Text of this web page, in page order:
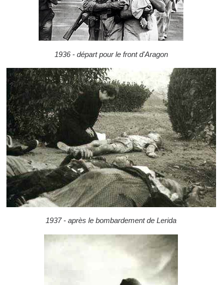
1936 - départ pour le front d'Aragon
1937 - après le bombardement de Lerida